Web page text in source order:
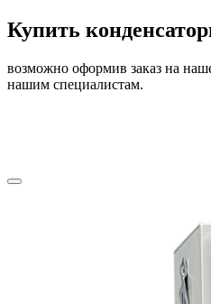
Купить
возможно оформив заказ на
нашим специалистам.